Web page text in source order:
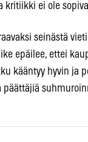
ei ole
seinästä
epäilee, ettei
kääntyy hyvin ja